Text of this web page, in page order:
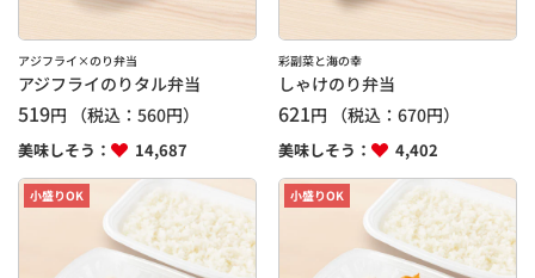
アジフライ×のり弁当
アジフライのりタル弁当
519円 （税込： 560円）
美味しそう： 14,687
彩副菜と海の幸
しゃけのり弁当
621円 （税込：670円）
美味しそう： 4,402
小盛りOK 小盛りOK